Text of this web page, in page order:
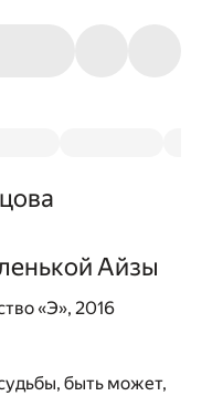
Айзы
«Э», 2016
быть может,